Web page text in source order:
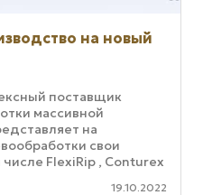
на новый
поставщик
массивной
на
свои
FlexiRip , Conturex
реза и полезная ...
19.10.2022